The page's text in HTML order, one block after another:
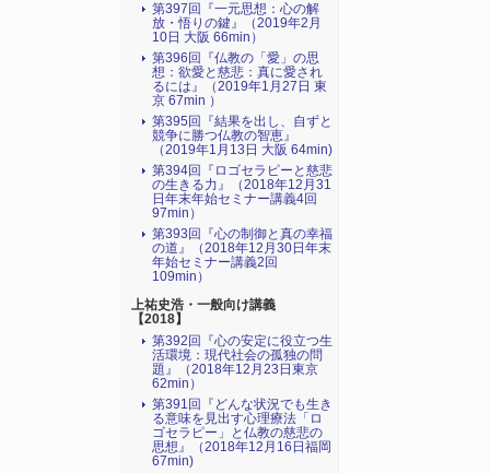
第397回『一元思想：心の解
放・悟りの鍵』（2019年2月
10日 大阪 66min）
第396回『仏教の「愛」の思
想：欲愛と慈悲：真に愛され
るには』（2019年1月27日 東
京 67min ）
第395回『結果を出し、自ずと
競争に勝つ仏教の智恵』
（2019年1月13日 大阪 64min)
第394回『ロゴセラピーと慈悲
の生きる力』（2018年12月31
日年末年始セミナー講義4回
97min）
第393回『心の制御と真の幸福
の道』（2018年12月30日年末
年始セミナー講義2回
109min）
上祐史浩・一般向け講義
【2018】
第392回『心の安定に役立つ生
活環境：現代社会の孤独の問
題』（2018年12月23日東京
62min）
第391回『どんな状況でも生き
る意味を見出す心理療法「ロ
ゴセラピー」と仏教の慈悲の
思想』（2018年12月16日福岡
67min)